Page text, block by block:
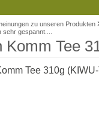
zu unseren Produkten
sehr gespannt....
Komm Tee